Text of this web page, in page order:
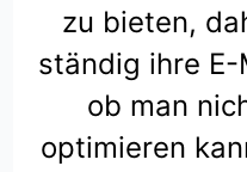
zu bieten,
ständig ihre
ob man
optimieren